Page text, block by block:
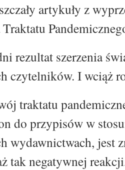
artykuły z
rezultat szerzenia
czytelników. I wciąż
traktatu
do przypisów w
wydawnictwach, jest
tak negatywnej